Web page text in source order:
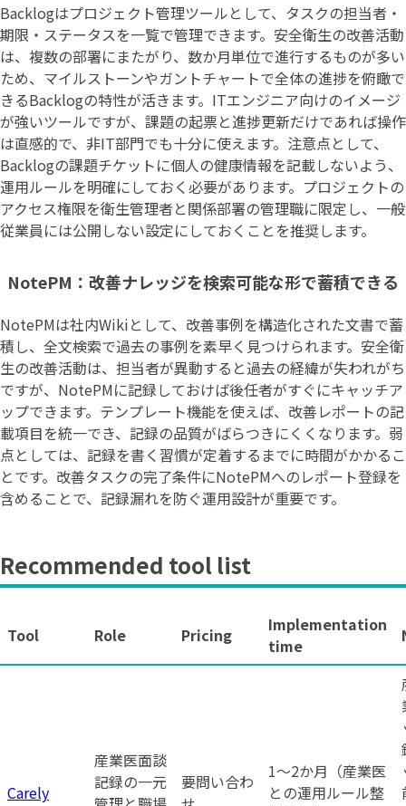
Backlogはプロジェクト管理ツールとして、タスクの担当者・
期限・ステータスを一覧で管理できます。安全衛生の改善活動
は、複数の部署にまたがり、数か月単位で進行するものが多い
ため、マイルストーンやガントチャートで全体の進捗を俯瞰で
きるBacklogの特性が活きます。ITエンジニア向けのイメージ
が強いツールですが、課題の起票と進捗更新だけであれば操作
は直感的で、非IT部門でも十分に使えます。注意点として、
Backlogの課題チケットに個人の健康情報を記載しないよう、
運用ルールを明確にしておく必要があります。プロジェクトの
アクセス権限を衛生管理者と関係部署の管理職に限定し、一般
従業員には公開しない設定にしておくことを推奨します。
NotePM：改善ナレッジを検索可能な形で蓄積できる
NotePMは社内Wikiとして、改善事例を構造化された文書で蓄
積し、全文検索で過去の事例を素早く見つけられます。安全衛
生の改善活動は、担当者が異動すると過去の経緯が失われがち
ですが、NotePMに記録しておけば後任者がすぐにキャッチア
ップできます。テンプレート機能を使えば、改善レポートの記
載項目を統一でき、記録の品質がばらつきにくくなります。弱
点としては、記録を書く習慣が定着するまでに時間がかかるこ
とです。改善タスクの完了条件にNotePMへのレポート登録を
含めることで、記録漏れを防ぐ運用設計が重要です。
Recommended tool list
Tool Role Pricing
Implementation
time
Carely
産業医面談
記録の一元
要問い合わ
1〜2か月（産業医
との運用ルール整